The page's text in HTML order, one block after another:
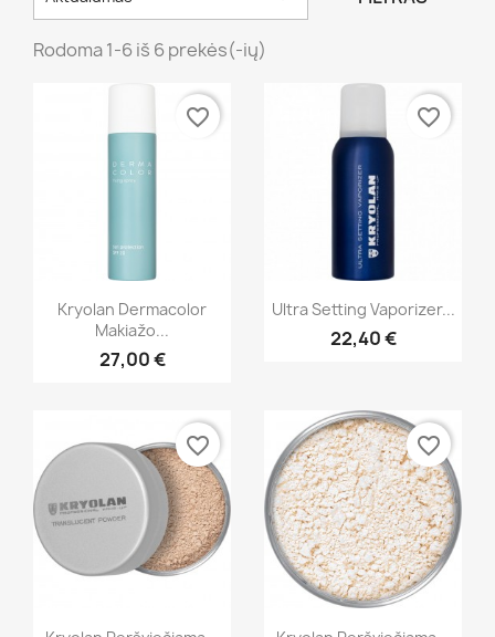
Rodoma 1-6 iš 6 prekės(-ių)
Greita peržiūra
Kryolan Dermacolor
Makiažo...
27,00 €
favorite_border
Greita peržiūra
Ultra Setting Vaporizer...
22,40 €
favorite_border
Greita peržiūra
favorite_border
Greita peržiūra
favorite_border